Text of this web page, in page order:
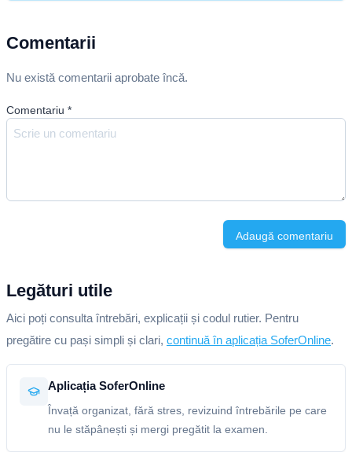
Comentarii
Nu există comentarii aprobate încă.
Comentariu *
Adaugă comentariu
Legături utile
Aici poți consulta întrebări, explicații și codul rutier. Pentru
pregătire cu pași simpli și clari, continuă în aplicația SoferOnline.
Aplicația SoferOnline
Învață organizat, fără stres, revizuind întrebările pe care
nu le stăpânești și mergi pregătit la examen.